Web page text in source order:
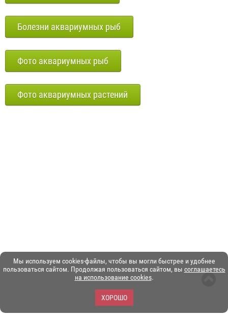
Мы используем cookies-файлы, чтобы вы могли быстрее и удобнее
пользоваться сайтом. Продолжая пользоваться сайтом, вы соглашаетесь
на использование cookies.
ХОРОШО
Болезни аквариумных рыб
Фото аквариумных рыб
Фото аквариумных растений